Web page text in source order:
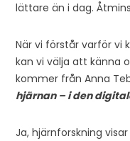
lättare än i dag.
När vi förstår varför vi
kan vi välja att känna
kommer från Anna
hjärnan – i den
Ja, hjärnforskning